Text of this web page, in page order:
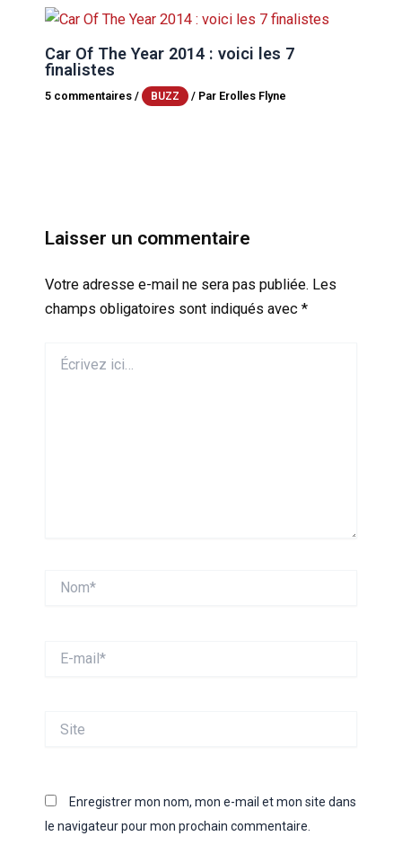
Car Of The Year 2014 : voici les 7
finalistes
5 commentaires / BUZZ / Par Erolles Flyne
Laisser un commentaire
Votre adresse e-mail ne sera pas publiée. Les
champs obligatoires sont indiqués avec *
ici…
mail*
Enregistrer mon nom, mon e-mail et mon site dans
le navigateur pour mon prochain commentaire.